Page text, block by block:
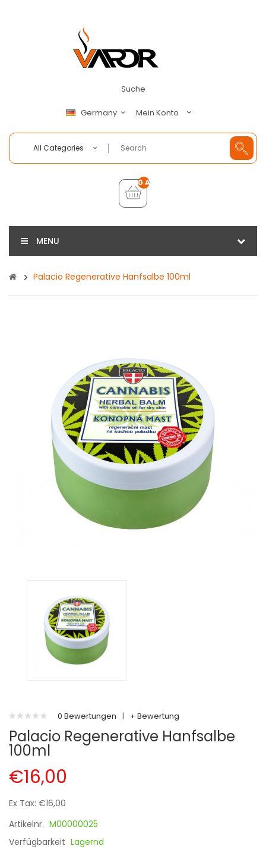
Suche
Germany Mein Konto
All Categories
0 Artikel - €0,00
MENU
Palacio Regenerative Hanfsalbe 100ml
0 Bewertungen | + Bewertung
Palacio Regenerative Hanfsalbe
100ml
€16,00
Ex Tax: €16,00
Artikelnr. M00000025
Verfügbarkeit Lagernd